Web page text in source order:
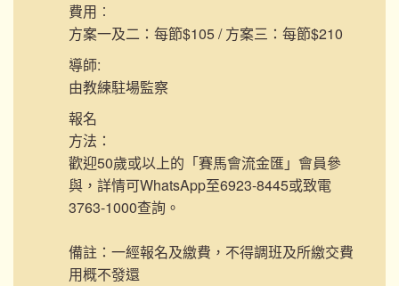
費用︰
方案一及二：每節$105 / 方案三：每節$210
導師:
由教練駐場監察
報名
方法：
歡迎50歲或以上的「賽馬會流金匯」會員參
與，詳情可WhatsApp至6923-8445或致電
3763-1000查詢。
備註：一經報名及繳費，不得調班及所繳交費
用概不發還